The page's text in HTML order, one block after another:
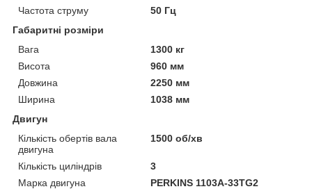
Частота струму
50 Гц
Габаритні розміри
Вага
1300 кг
Висота
960 мм
Довжина
2250 мм
Ширина
1038 мм
Двигун
Кількість обертів вала
двигуна
1500 об/хв
Кількість циліндрів
3
Марка двигуна
PERKINS 1103A-33TG2